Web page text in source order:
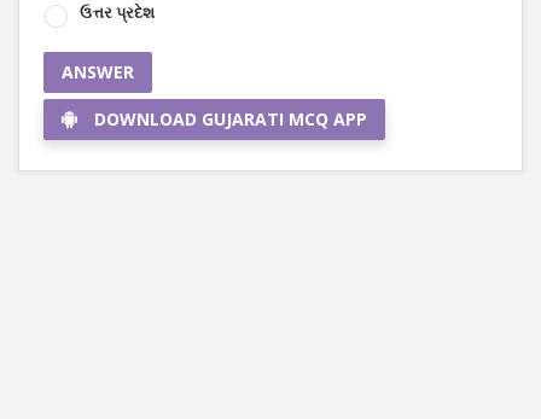
ઉત્તર પ્રદેશ
ANSWER
DOWNLOAD GUJARATI MCQ APP